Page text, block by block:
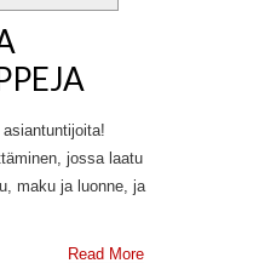
jossa laatu
maku ja luonne, ja
Read More